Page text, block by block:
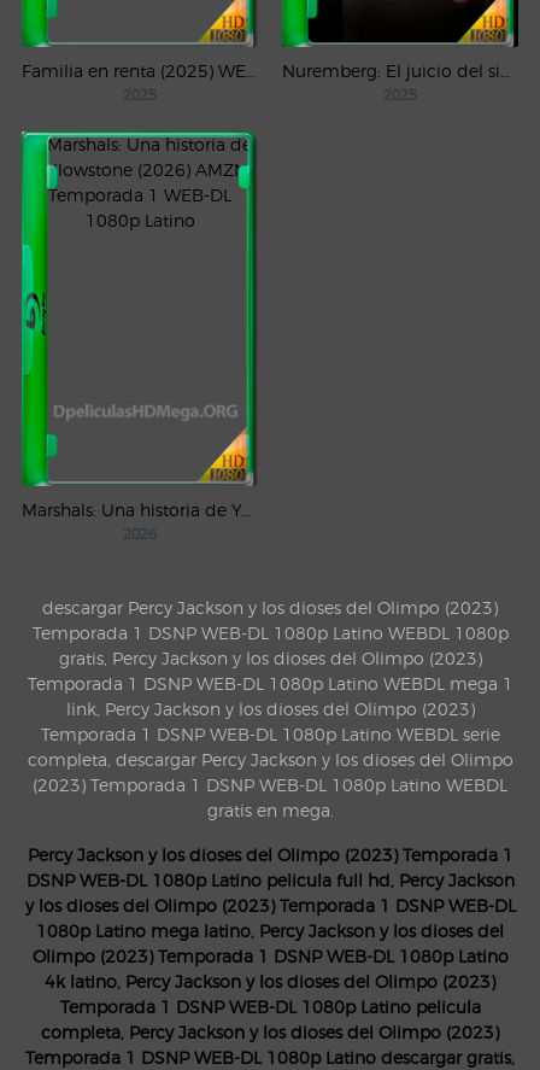
2025 2025
Marshals: Una historia de Yellowstone (2026) AMZN Temporada 1 WEB-DL 1080p Latino
2026
descargar Percy Jackson y los dioses del Olimpo (2023)
Temporada 1 DSNP WEB-DL 1080p Latino WEBDL 1080p
gratis, Percy Jackson y los dioses del Olimpo (2023)
Temporada 1 DSNP WEB-DL 1080p Latino WEBDL mega 1
link, Percy Jackson y los dioses del Olimpo (2023)
Temporada 1 DSNP WEB-DL 1080p Latino WEBDL serie
completa, descargar Percy Jackson y los dioses del Olimpo
(2023) Temporada 1 DSNP WEB-DL 1080p Latino WEBDL
gratis en mega.
Percy Jackson y los dioses del Olimpo (2023) Temporada 1
DSNP WEB-DL 1080p Latino pelicula full hd, Percy Jackson
y los dioses del Olimpo (2023) Temporada 1 DSNP WEB-DL
1080p Latino mega latino, Percy Jackson y los dioses del
Olimpo (2023) Temporada 1 DSNP WEB-DL 1080p Latino
4k latino, Percy Jackson y los dioses del Olimpo (2023)
Temporada 1 DSNP WEB-DL 1080p Latino pelicula
completa, Percy Jackson y los dioses del Olimpo (2023)
Temporada 1 DSNP WEB-DL 1080p Latino descargar gratis,